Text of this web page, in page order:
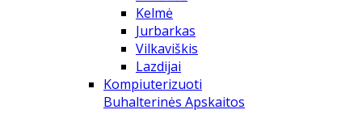
Kelmė
Jurbarkas
Vilkaviškis
Lazdijai
Kompiuterizuoti
Buhalterinės Apskaitos